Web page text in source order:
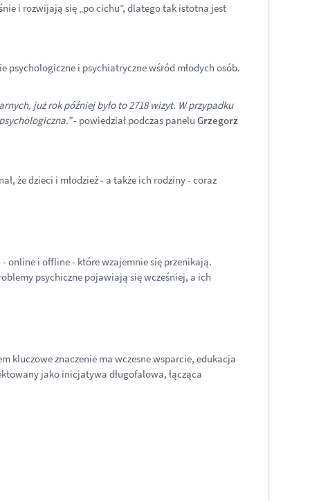
i rozwijają się „po cichu”, dlatego tak istotna jest
i psychiatryczne wśród młodych osób.
już rok później było to 2718 wizyt. W przypadku
- powiedział podczas panelu Grzegorz
że dzieci i młodzież - a także ich rodziny - coraz
online i offline - które wzajemnie się przenikają.
psychiczne pojawiają się wcześniej, a ich
kluczowe znaczenie ma wczesne wsparcie, edukacja
jako inicjatywa długofalowa, łącząca